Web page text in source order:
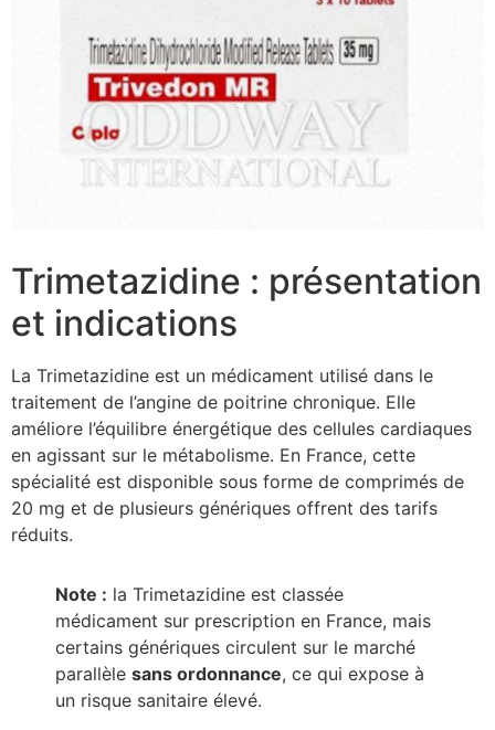
Trimetazidine : présentation
et indications
La Trimetazidine est un médicament utilisé dans le
traitement de l’angine de poitrine chronique. Elle
améliore l’équilibre énergétique des cellules cardiaques
en agissant sur le métabolisme. En France, cette
spécialité est disponible sous forme de comprimés de
20 mg et de plusieurs génériques offrent des tarifs
réduits.
Note : la Trimetazidine est classée
médicament sur prescription en France, mais
certains génériques circulent sur le marché
parallèle sans ordonnance, ce qui expose à
un risque sanitaire élevé.